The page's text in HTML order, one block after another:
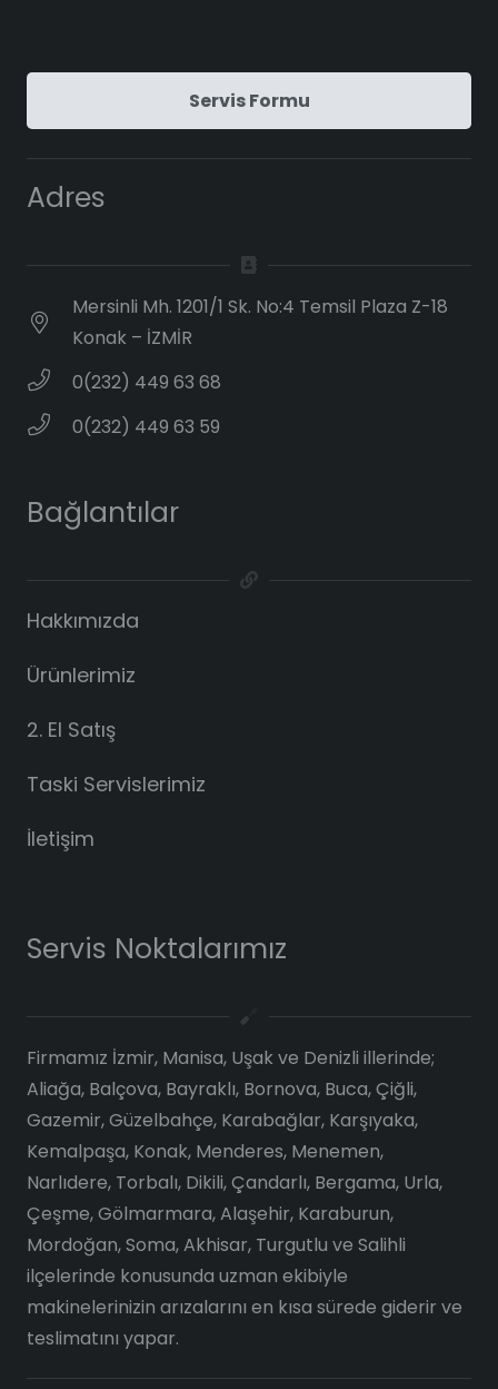
Servis Formu
Adres
Mersinli Mh. 1201/1 Sk. No:4 Temsil Plaza Z-18
Konak – İZMİR
0(232) 449 63 68
0(232) 449 63 59
Bağlantılar
Hakkımızda
Ürünlerimiz
2. El Satış
Taski Servislerimiz
İletişim
Servis Noktalarımız
Firmamız İzmir, Manisa, Uşak ve Denizli illerinde;
Aliağa, Balçova, Bayraklı, Bornova, Buca, Çiğli,
Gazemir, Güzelbahçe, Karabağlar, Karşıyaka,
Kemalpaşa, Konak, Menderes, Menemen,
Narlıdere, Torbalı, Dikili, Çandarlı, Bergama, Urla,
Çeşme, Gölmarmara, Alaşehir, Karaburun,
Mordoğan, Soma, Akhisar, Turgutlu ve Salihli
ilçelerinde konusunda uzman ekibiyle
makinelerinizin arızalarını en kısa sürede giderir ve
teslimatını yapar.